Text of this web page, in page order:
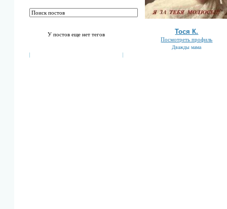
У постов еще нет тегов Тоcя К.
Посмотреть профиль
Дважды мама